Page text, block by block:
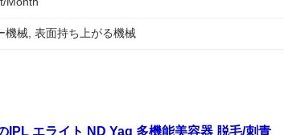
機械 , 表面持ち上がる機械
IPL エライト ND Yag 多機能美容器 脱毛/刺青